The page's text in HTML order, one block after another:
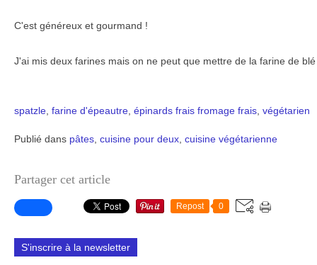
C'est généreux et gourmand !
J'ai mis deux farines mais on ne peut que mettre de la farine de
spatzle farine d'épeautre épinards frais fromage frais végétarien
Publié dans pâtes cuisine pour deux cuisine végétarienne
Partager cet article
Repost 0
S'inscrire à la newsletter